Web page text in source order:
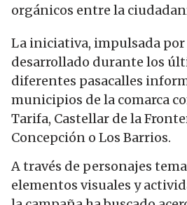
orgánicos entre la
La iniciativa, impulsada por
desarrollado durante los
diferentes pasacalles
municipios de la comarca
Tarifa, Castellar de la
Concepción o Los Barrios.
A través de personajes
elementos visuales y